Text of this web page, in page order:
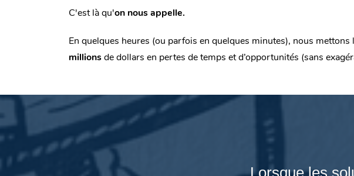
C'est là qu'on nous appelle.
En quelques heures (ou parfois en quelques minutes), nous
millionsde dollars en pertes de temps et d’opportunités (sans
Lorsque les